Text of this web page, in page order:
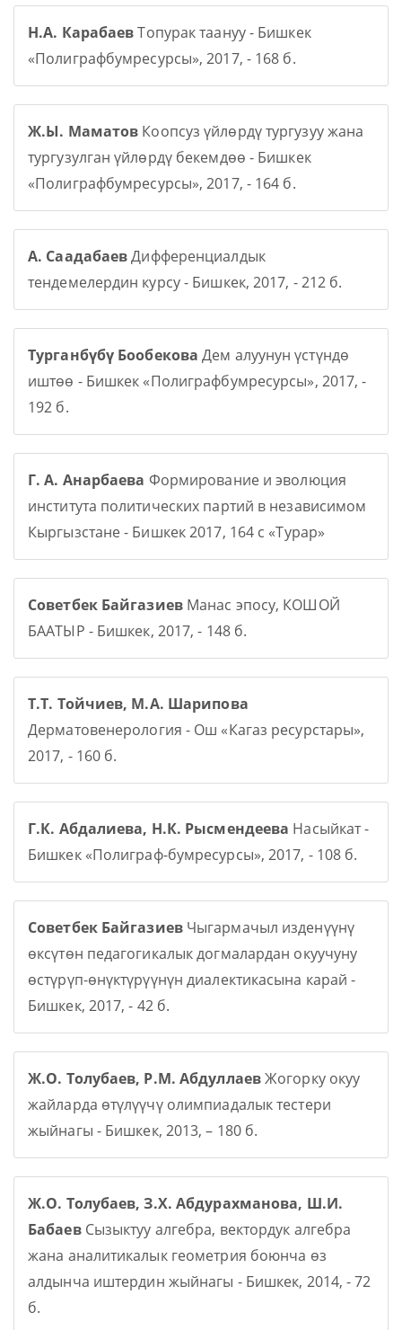
Н.А. КарабаевТопурак таануу - Бишкек
«Полиграфбумресурсы», 2017, - 168 б.
Ж.Ы. Маматов Коопсуз үйлөрдү тургузуу жана
тургузулган үйлөрдү бекемдөө - Бишкек
«Полиграфбумресурсы», 2017, - 164 б.
А. СаадабаевДифференциалдык
тендемелердин курсу - Бишкек, 2017, - 212 б.
Турганбүбү Бообекова Дем алуунун үстүндө
иштөө - Бишкек «Полиграфбумресурсы», 2017, -
192 б.
Г. А. Анарбаева Формирование и эволюция
института политических партий в независимом
Кыргызстане - Бишкек 2017, 164 с «Турар»
Советбек БайгазиевМанас эпосу, КОШОЙ
БААТЫР - Бишкек, 2017, - 148 б.
Т.Т. Тойчиев, М.А. Шарипова
Дерматовенерология - Ош «Кагаз ресурстары»,
2017, - 160 б.
Г.К. Абдалиева, Н.К. Рысмендеева Насыйкат -
Бишкек «Полиграф-бумресурсы», 2017, - 108 б.
Советбек БайгазиевЧыгармачыл изденүүнү
өксүтөн педагогикалык догмалардан окуучуну
өстүрүп-өнүктүрүүнүн диалектикасына карай -
Бишкек, 2017, - 42 б.
Ж.О. Толубаев, Р.М. АбдуллаевЖогорку окуу
жайларда өтүлүүчү олимпиадалык тестери
жыйнагы - Бишкек, 2013, – 180 б.
Ж.О. Толубаев, З.Х. Абдурахманова, Ш.И.
БабаевСызыктуу алгебра, вектордук алгебра
жана аналитикалык геометрия боюнча өз
алдынча иштердин жыйнагы - Бишкек, 2014, - 72
б.